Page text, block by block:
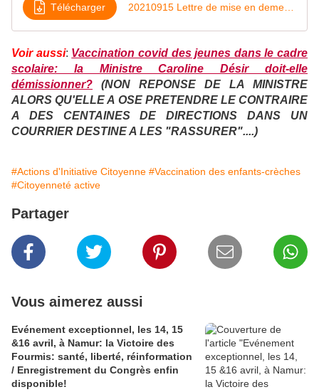
Télécharger
Voir aussi: Vaccination covid des jeunes dans le cadre
scolaire: la Ministre Caroline Désir doit-elle
démissionner? (NON REPONSE DE LA MINISTRE
ALORS QU'ELLE A OSE PRETENDRE LE CONTRAIRE
A DES CENTAINES DE DIRECTIONS DANS UN
COURRIER DESTINE A LES "RASSURER"....)
#Actions d'Initiative Citoyenne #Vaccination des enfants-crèches
#Citoyenneté active
Partager
Vous aimerez aussi
Evénement exceptionnel, les 14, 15
&16 avril, à Namur: la Victoire des
Fourmis: santé, liberté, réinformation
/ Enregistrement du Congrès enfin
disponible!